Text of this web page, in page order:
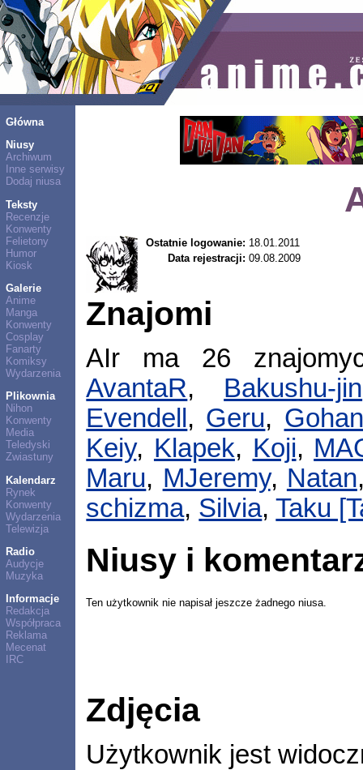
Główna
Niusy
Archiwum
Inne serwisy
Dodaj niusa
Teksty
Recenzje
Konwenty
Felietony
Humor
Kiosk
Galerie
Anime
Manga
Konwenty
Cosplay
Fanarty
Komiksy
Wydarzenia
Plikownia
Nihon
Konwenty
Media
Teledyski
Zwiastuny
Kalendarz
Rynek
Konwenty
Wydarzenia
Telewizja
Radio
Audycje
Muzyka
Informacje
Redakcja
Współpraca
Reklama
Mecenat
IRC
Ostatnie logowanie: 18.01.2011
Data rejestracji: 09.08.2009
Znajomi
AIr ma 26
AvantaR, Bakushu-jin
Evendell , Geru,
Keiy, Klapek, Koji,
Maru, MJeremy, Natan
schizma, Silvia,Taku
Niusy i
Ten użytkownik nie napisał jeszcze żadnego niusa.
Zdjęcia
Użytkownik jest